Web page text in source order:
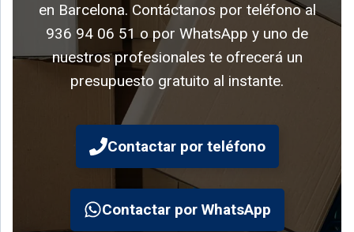
en Barcelona. Contáctanos por teléfono al
936 94 06 51 o por WhatsApp y uno de
nuestros profesionales te ofrecerá un
presupuesto gratuito al instante.
Contactar por teléfono
Contactar por WhatsApp